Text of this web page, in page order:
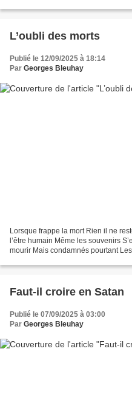
L’oubli des morts
Publié le 12/09/2025 à 18:14
Par Georges Bleuhay
Lorsque frappe la mort Rien il ne
l’être humain Même les souvenirs
mourir Mais condamnés pourtant
Faut-il croire en Satan
Publié le 07/09/2025 à 03:00
Par Georges Bleuhay